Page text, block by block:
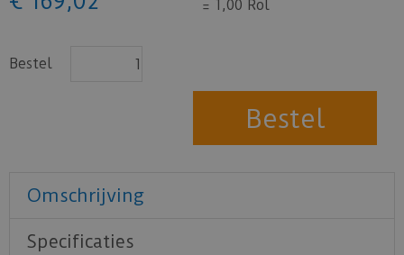
= 1,00 Rol
Bestel
Omschrijving
Specificaties